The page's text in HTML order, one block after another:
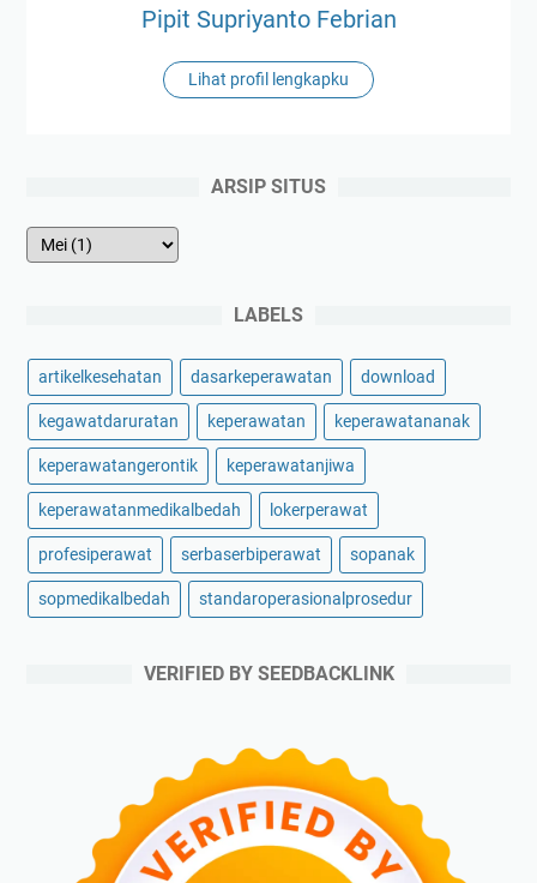
Pipit Supriyanto Febrian
Lihat profil lengkapku
ARSIP SITUS
LABELS
artikelkesehatan dasarkeperawatan download
kegawatdaruratan keperawatan keperawatananak
keperawatangerontik keperawatanjiwa
keperawatanmedikalbedah lokerperawat
profesiperawat serbaserbiperawat sopanak
sopmedikalbedah standaroperasionalprosedur
VERIFIED BY SEEDBACKLINK